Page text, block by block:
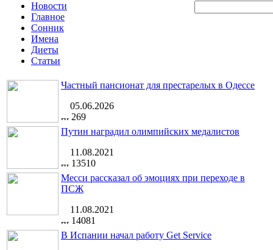
Новости
Главное
Сонник
Имена
Диеты
Статьи
Частный пансионат для престарелых в Одессе
05.06.2026
269
Путин наградил олимпийских медалистов
11.08.2021
13510
Месси рассказал об эмоциях при переходе в
ПСЖ
11.08.2021
14081
В Испании начал работу Get Service